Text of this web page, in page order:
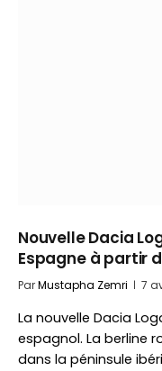
Nouvelle Dacia
Espagne à partir
ParMustapha Zemri 7
La nouvelle Dacia
espagnol. La berline
dans la péninsule